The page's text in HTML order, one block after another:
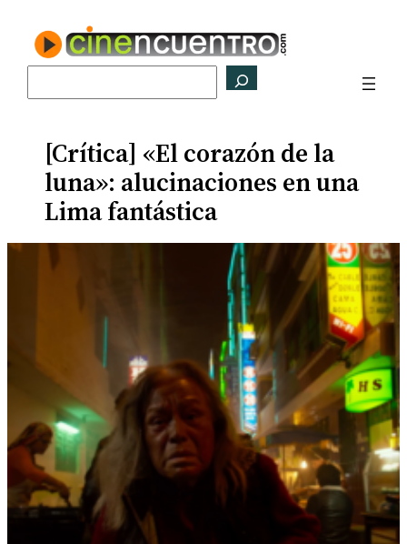
contenido
[Crítica] «El corazón de la
luna»: alucinaciones en una
Lima fantástica